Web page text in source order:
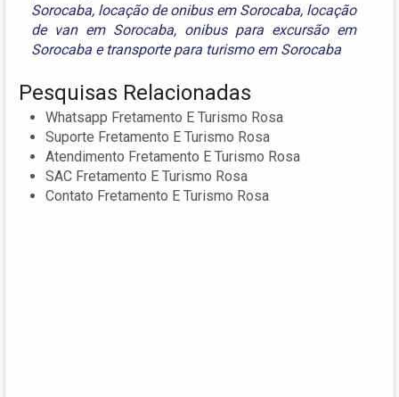
Sorocaba, locação de onibus em Sorocaba, locação
de van em Sorocaba, onibus para excursão em
Sorocaba e transporte para turismo em Sorocaba
Pesquisas Relacionadas
Whatsapp Fretamento E Turismo Rosa
Suporte Fretamento E Turismo Rosa
Atendimento Fretamento E Turismo Rosa
SAC Fretamento E Turismo Rosa
Contato Fretamento E Turismo Rosa